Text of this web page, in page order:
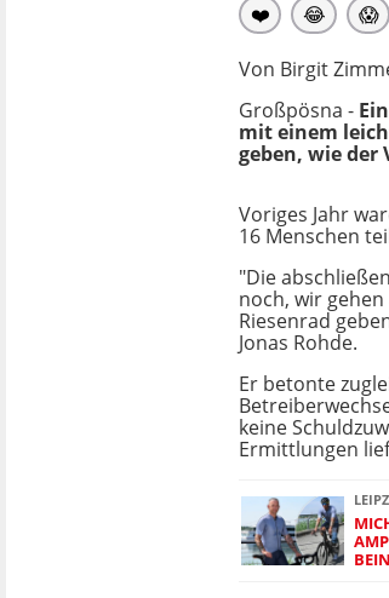
❤️ 😂 😱
Von Birgit
Großpösna -
mit einem
geben, wie
Voriges Jahr
16 Menschen
"Die
noch, wir
Riesenrad
Jonas Rohde.
Er betonte
keine
Ermittlungen